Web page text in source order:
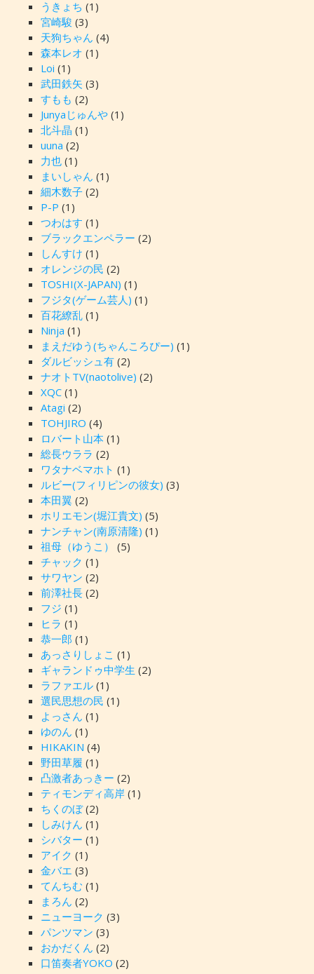
うきょち (1)
宮崎駿 (3)
天狗ちゃん (4)
森本レオ (1)
Loi (1)
武田鉄矢 (3)
すもも (2)
Junyaじゅんや(1)
北斗晶 (1)
uuna (2)
力也(1)
まいしゃん (1)
細木数子(2)
P-P (1)
つわはす (1)
ブラックエンペラー (2)
しんすけ (1)
オレンジの民 (2)
TOSHI(X-JAPAN) (1)
フジタ(ゲーム芸人) (1)
百花繚乱(1)
Ninja (1)
まえだゆう(ちゃんころぴー) (1)
ダルビッシュ有(2)
ナオトTV(naotolive) (2)
XQC(1)
Atagi (2)
TOHJIRO (4)
ロバート山本(1)
総長ウララ (2)
ワタナベマホト (1)
ルビー(フィリピンの彼女) (3)
本田翼(2)
ホリエモン(堀江貴文) (5)
ナンチャン(南原清隆) (1)
祖母（ゆうこ）
(5)
チャック (1)
サワヤン (2)
前澤社長(2)
フジ (1)
ヒラ (1)
恭一郎 (1)
あっさりしょこ (1)
ギャランドゥ中学生 (2)
ラファエル(1)
選民思想の民 (1)
よっさん (1)
ゆのん (1)
HIKAKIN (4)
野田草履 (1)
凸激者あっきー (2)
ティモンディ高岸(1)
ちくのぼ(2)
しみけん (1)
シバター (1)
アイク (1)
金バエ (3)
てんちむ (1)
まろん (2)
ニューヨーク (3)
パンツマン (3)
おかだくん (2)
口笛奏者YOKO (2)